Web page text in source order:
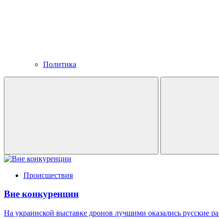
Политика
Происшествия
Вне конкуренции
На украинской выставке дронов лучшими оказались русские